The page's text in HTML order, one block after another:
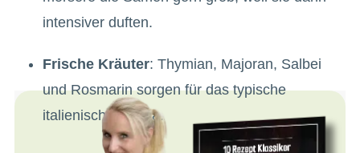
intensiver duften.
Frische Kräuter: Thymian, Majoran, Salbei
und Rosmarin sorgen für das typische
italienische Aroma.